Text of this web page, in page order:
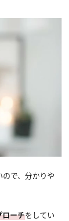
で、分かりや
ローチをしてい